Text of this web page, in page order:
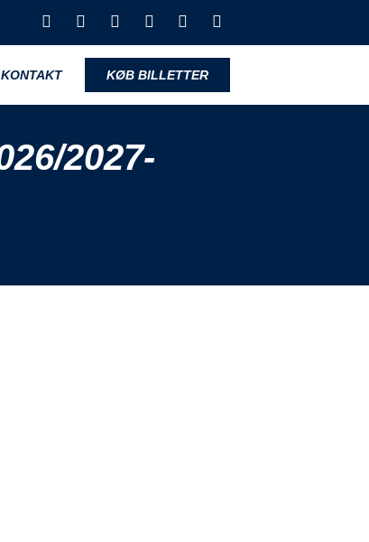
KONTAKT KØB BILLETTER
2027-